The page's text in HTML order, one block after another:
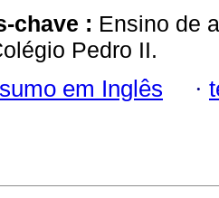
chave : Ensino de
Pedro II.
em Inglês ·